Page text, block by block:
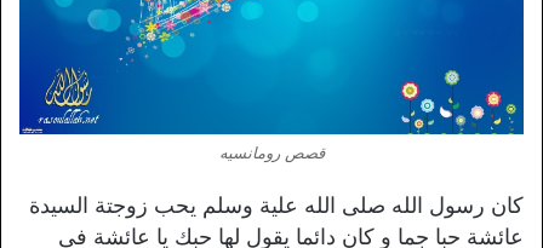
قصص رومانسيه
كان رسول الله صلى الله علية وسلم يحب زوجتة السيدة
عائشة حبا جما و كان دائما يقول لها حبك يا عائشة فى